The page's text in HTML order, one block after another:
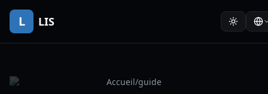
L LIS
Accueil/guide